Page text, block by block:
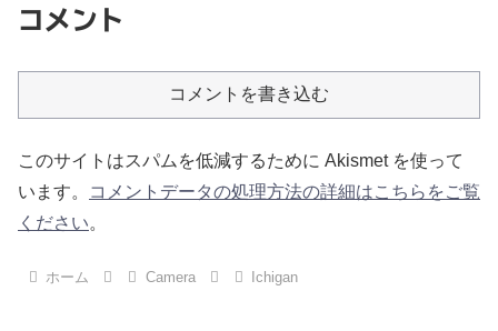
コメント
コメントを書き込む
このサイトはスパムを低減するために Akismet を使って
います。
コメントデータの処理方法の詳細はこちらをご覧
ください。
ホーム Camera Ichigan